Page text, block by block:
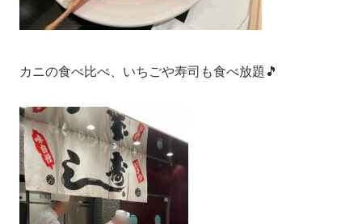
カニの食べ比べ、いちごや寿司も食べ放題🎵